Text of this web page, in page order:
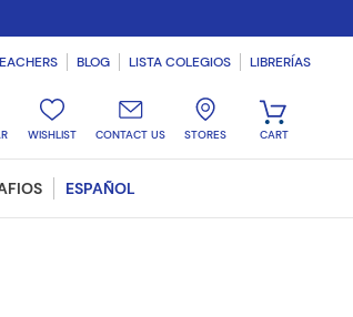
BLOG LISTA COLEGIOS LIBRERÍAS
WISHLIST CONTACT US STORES
ESPAÑOL